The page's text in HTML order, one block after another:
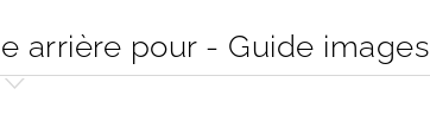
arrière pour - Guide images